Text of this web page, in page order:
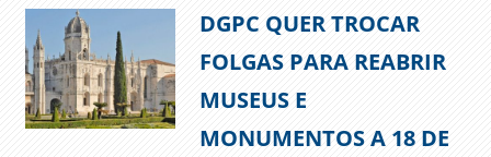
DGPC QUER TROCAR
FOLGAS PARA REABRIR
MUSEUS E
MONUMENTOS A 18 DE